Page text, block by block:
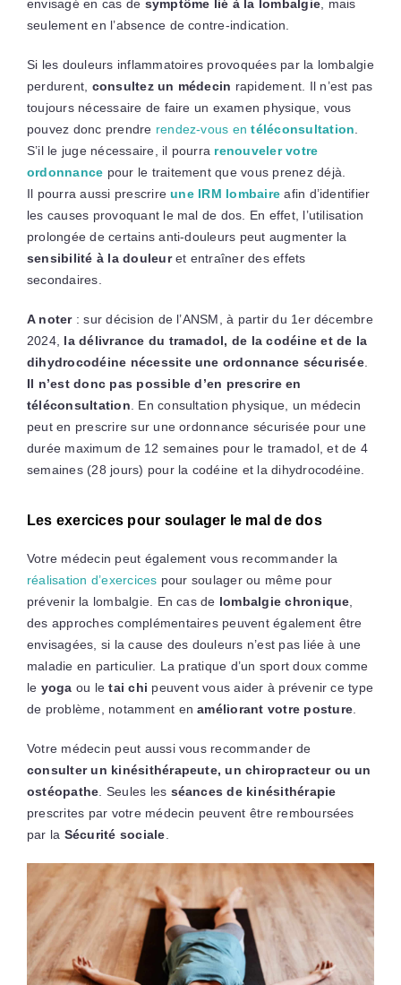
envisagé en cas de symptôme lié à la lombalgie, mais
seulement en l’absence de contre-indication.
Si les douleurs inflammatoires provoquées par la lombalgie
perdurent, consultez un médecin rapidement. Il n’est pas
toujours nécessaire de faire un examen physique, vous
pouvez donc prendre rendez-vous en téléconsultation.
S’il le juge nécessaire, il pourra renouveler votre
ordonnance pour le traitement que vous prenez déjà.
Il pourra aussi prescrireune IRM lombaire afin d’identifier
les causes provoquant le mal de dos. En effet, l’utilisation
prolongée de certains anti-douleurs peut augmenter la
sensibilité à la douleuret entraîner des effets
secondaires.
A noter: sur décision de l’ANSM, à partir du 1er décembre
2024, la délivrance du tramadol, de la codéine et de la
dihydrocodéine nécessite une ordonnance sécurisée.
Il n’est donc pas possible d’en prescrire en
téléconsultation. En consultation physique, un médecin
peut en prescrire sur une ordonnance sécurisée pour une
durée maximum de 12 semaines pour le tramadol, et de 4
semaines (28 jours) pour la codéine et la dihydrocodéine.
Les exercices pour soulager le mal de dos
Votre médecin peut également vous recommander la
réalisation d’exercices pour soulager ou même pour
prévenir la lombalgie. En cas de lombalgie chronique,
des approches complémentaires peuvent également être
envisagées, si la cause des douleurs n’est pas liée à une
maladie en particulier. La pratique d’un sport doux comme
le yoga ou letai chi peuvent vous aider à prévenir ce type
de problème, notamment enaméliorant votre posture.
Votre médecin peut aussi vous recommander de
consulter un kinésithérapeute, un chiropracteur ou un
ostéopathe. Seules les séances de kinésithérapie
prescrites par votre médecin peuvent être remboursées
par la Sécurité sociale.